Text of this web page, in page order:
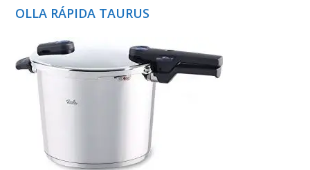
OLLA RÁPIDA TAURUS